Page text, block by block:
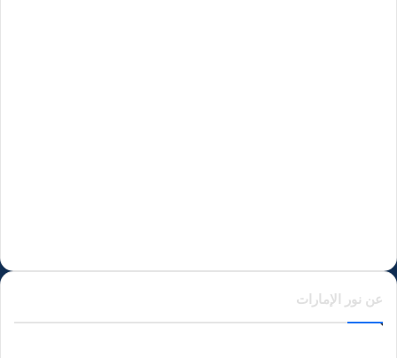
عن نور الإمارات